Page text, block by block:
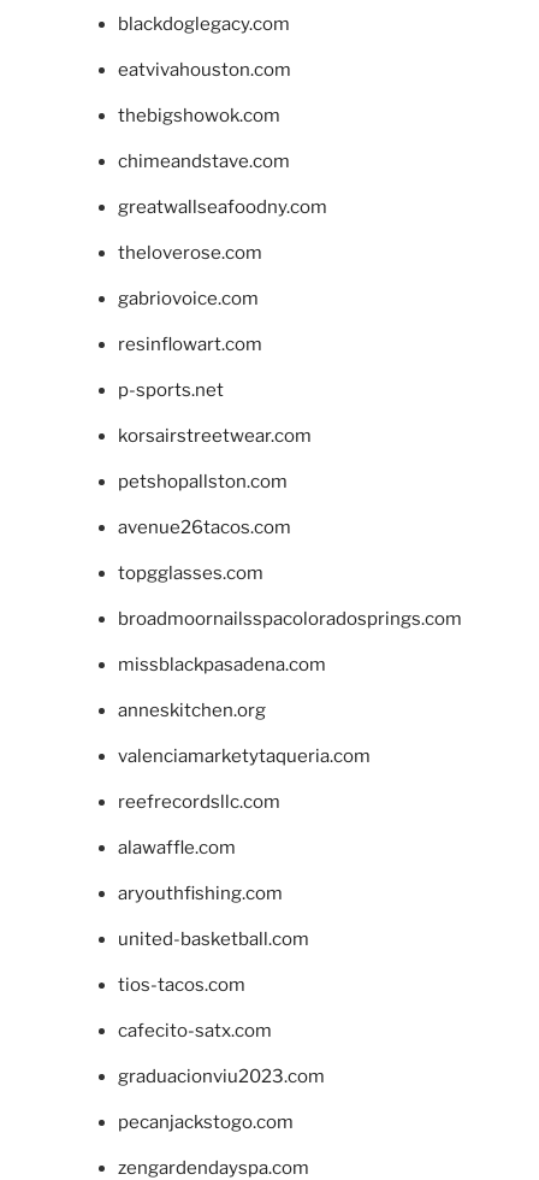
blackdoglegacy.com
eatvivahouston.com
thebigshowok.com
chimeandstave.com
greatwallseafoodny.com
theloverose.com
gabriovoice.com
resinflowart.com
p-sports.net
korsairstreetwear.com
petshopallston.com
avenue26tacos.com
topgglasses.com
broadmoornailsspacoloradosprings.com
missblackpasadena.com
anneskitchen.org
valenciamarketytaqueria.com
reefrecordsllc.com
alawaffle.com
aryouthfishing.com
united-basketball.com
tios-tacos.com
cafecito-satx.com
graduacionviu2023.com
pecanjackstogo.com
zengardendayspa.com